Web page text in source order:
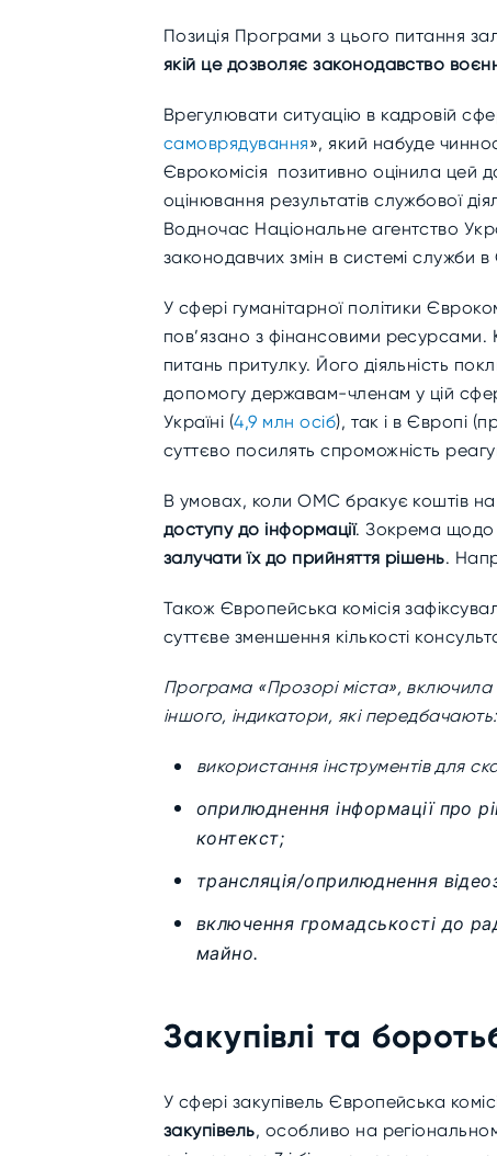
Позиція Програми з цього питання
якій це дозволяє законодавство
Врегулювати ситуацію в кадровій
самоврядування», який набуде
Єврокомісія позитивно оцінила цей
оцінювання результатів службової
Водночас Національне агентство
законодавчих змін в системі служби
У сфері гуманітарної політики
пов’язано з фінансовими ресурсами.
питань притулку. Його діяльність
допомогу державам-членам у цій
Україні (4,9 млн осіб), так і в Європі
суттєво посилять спроможність
В умовах, коли ОМС бракує коштів
доступу до інформації. Зокрема щодо
залучати їх до прийняття рішень.
Також Європейська комісія
суттєве зменшення кількості
Програма «Прозорі міста», включила
іншого, індикатори, які передбачають:
використання інструментів для
оприлюднення інформації про
контекст;
трансляція/оприлюднення
включення громадськості до
майно.
Закупівлі та
У сфері закупівель Європейська
закупівель, особливо на